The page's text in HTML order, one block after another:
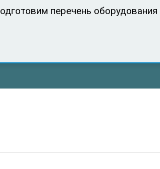
одготовим перечень